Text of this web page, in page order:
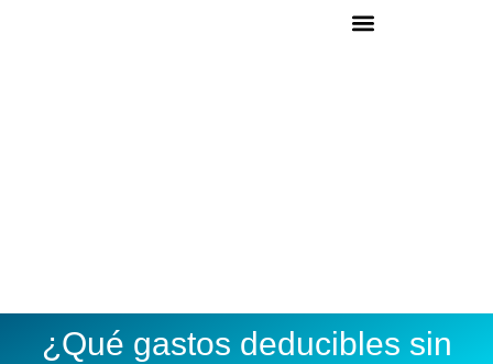
¿Qué gastos deducibles sin